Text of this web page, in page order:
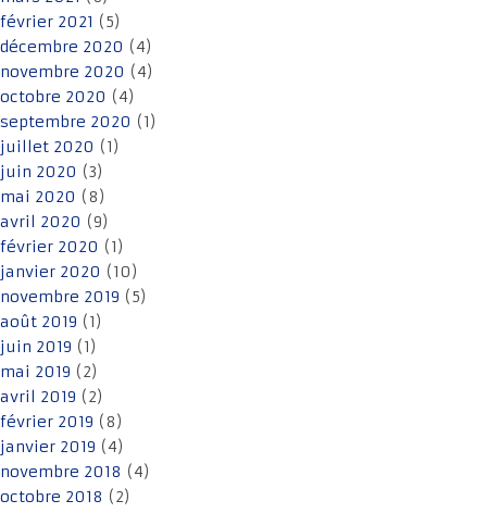
février 2021 (5)
décembre 2020 (4)
novembre 2020 (4)
octobre 2020 (4)
septembre 2020 (1)
juillet 2020 (1)
juin 2020 (3)
mai 2020 (8)
avril 2020 (9)
février 2020 (1)
janvier 2020 (10)
novembre 2019 (5)
août 2019 (1)
juin 2019 (1)
mai 2019 (2)
avril 2019 (2)
février 2019 (8)
janvier 2019 (4)
novembre 2018 (4)
octobre 2018 (2)